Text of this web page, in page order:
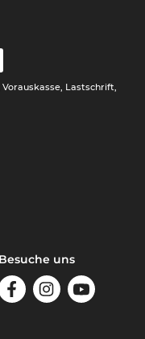
Lastschrift,
Besuche uns